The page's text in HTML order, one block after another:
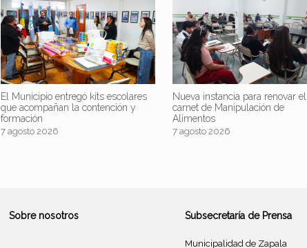
El Municipio entregó kits escolares
que acompañan la contención y
formación
7 agosto 2026
Nueva instancia para renovar el
carnet de Manipulación de
Alimentos
7 agosto 2026
Sobre nosotros Subsecretaría de Prensa
Municipalidad de Zapala